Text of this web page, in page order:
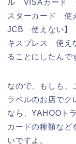
ル VISAカード
スターカード 使
JCB 使えない】
キスプレス 使え
ることにしたんで
なので、もしも、
ラベルのお店でク
なら、YAHOOト
カードの種類など
いですよ。